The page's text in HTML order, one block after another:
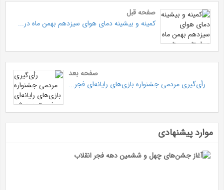
صفحه قبل
کمینه و بیشینه دمای هوای سیزدهم بهمن ماه در...
صفحه بعد
رأی‌گیری مردمی جشنواره بازی‌های رایانه‌ای فجر...
موارد پیشنهادی